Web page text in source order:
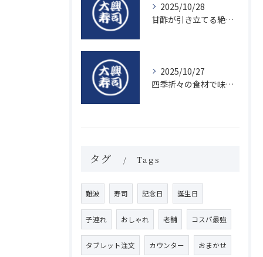
2025/10/28
甘酢が引き立てる絶品寿司のシャリの秘密
2025/10/27
四季折々の食材で味わう絶品握り寿司の魅力
タグ Tags
難波 寿司 記念日 誕生日
子連れ おしゃれ 老舗 コスパ最強
タブレット注文 カウンター おまかせ